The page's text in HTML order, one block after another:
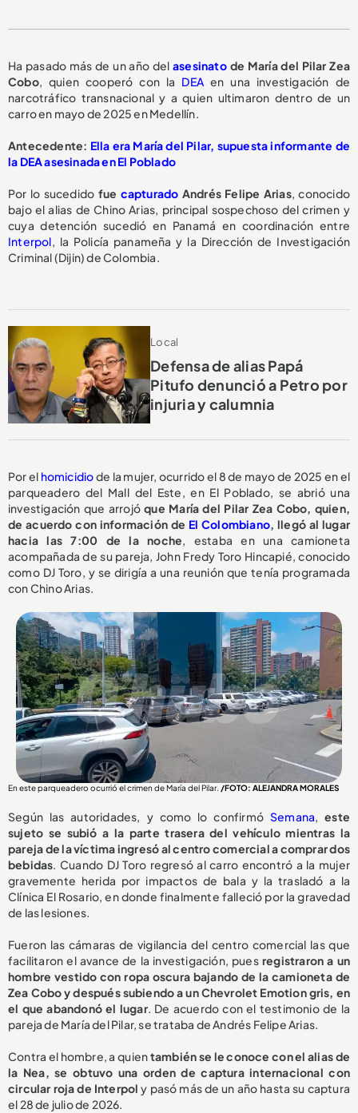
Ha pasado más de un año delasesinatode María del Pilar Zea
Cobo, quien cooperó con la DEA en una investigación de
narcotráfico transnacional y a quien ultimaron dentro de un
carro en mayo de 2025 en Medellín.
Antecedente: Ella era María del Pilar, supuesta informante de
la DEA asesinada en El Poblado
Por lo sucedido fue capturado Andrés Felipe Arias, conocido
bajo el alias de Chino Arias, principal sospechoso del crimen y
cuya detención sucedió en Panamá en coordinación entre
Interpol , la Policía panameña y la Dirección de Investigación
Criminal (Dijin) de Colombia.
Local
Defensa de alias Papá
Pitufo denunció a Petro por
injuria y calumnia
Por el homicidiode la mujer, ocurrido el 8 de mayo de 2025 en el
parqueadero del Mall del Este, en El Poblado, se abrió una
investigación que arrojóque María del Pilar Zea Cobo, quien,
de acuerdo con información de El Colombiano, llegó al lugar
hacia las 7:00 de la noche, estaba en una camioneta
acompañada de su pareja, John Fredy Toro Hincapié, conocido
como DJ Toro, y se dirigía a una reunión que tenía programada
con Chino Arias.
En este parqueadero ocurrió el crimen de María del Pilar. /FOTO: ALEJANDRA MORALES
Según las autoridades, y como lo confirmó Semana,este
sujeto se subió a la parte trasera del vehículo mientras la
pareja de la víctima ingresó al centro comercial a comprar dos
bebidas. Cuando DJ Toro regresó al carro encontró a la mujer
gravemente herida por impactos de bala y la trasladó a la
Clínica El Rosario, en donde finalmente falleció por la gravedad
de las lesiones.
Fueron las cámaras de vigilancia del centro comercial las que
facilitaron el avance de la investigación, pues registraron a un
hombre vestido con ropa oscura bajando de la camioneta de
Zea Cobo y después subiendo a un Chevrolet Emotion gris, en
el que abandonó el lugar. De acuerdo con el testimonio de la
pareja de María del Pilar, se trataba de Andrés Felipe Arias.
Contra el hombre, a quientambién se le conoce con el alias de
la Nea, se obtuvo una orden de captura internacional con
circular roja de Interpol y pasó más de un año hasta su captura
el 28 de julio de 2026.